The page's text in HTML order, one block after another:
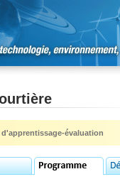
évaluation